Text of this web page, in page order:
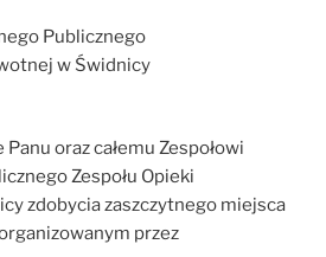
Publicznego
w Świdnicy
oraz całemu Zespołowi
Zespołu Opieki
zdobycia zaszczytnego miejsca
przez